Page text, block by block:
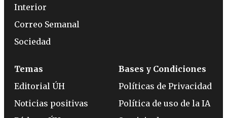
Interior
Correo Semanal
Sociedad
Temas
Editorial ÚH
Noticias positivas
Bases y Condiciones
Políticas de Privacidad
Política de uso de la IA